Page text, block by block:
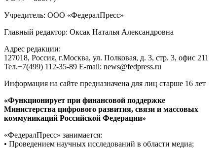
Учредитель: ООО «ФедералПресс»
Главный редактор: Оксак Наталья Александровна
Адрес редакции:
127018, Россия, г.Москва, ул. Полковая, д. 3, стр. 3, офис 211
Тел.+7(499) 112-35-89 E-mail: news@fedpress.ru
Информация на сайте предназначена для лиц старше 16 лет
«Функционирует при финансовой поддержке
Министерства цифрового развития, связи и массовых
коммуникаций Российской Федерации»
«ФедералПресс» занимается:
• Проведением научных исследований в области медиа;